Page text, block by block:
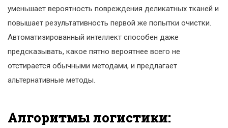
уменьшает вероятность повреждения деликатных тканей и
повышает результативность первой же попытки очистки.
Автоматизированный интеллект способен даже
предсказывать, какое пятно вероятнее всего не
отстирается обычными методами, и предлагает
альтернативные методы.
Алгоритмы логистики: